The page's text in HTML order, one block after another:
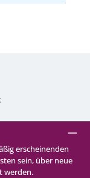
erscheinenden
sein, über neue
werden.